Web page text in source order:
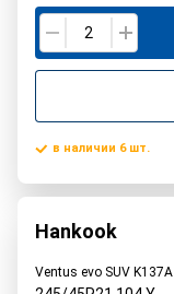
в наличии 6 шт.
Hankook
Ventus evo SUV K137A